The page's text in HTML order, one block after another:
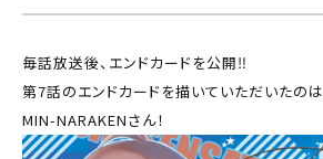
毎話放送後、エンドカードを公開‼
第7話のエンドカードを描いていただいたのは
MIN-NARAKENさん！